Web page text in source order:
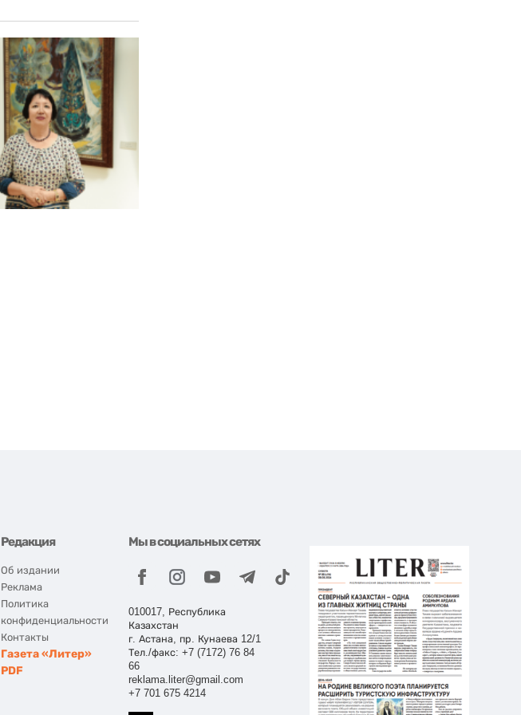
Редакция
Об издании
Реклама
Политика
конфиденциальности
Контакты
Газета «Литер»
PDF
Мы в социальных сетях
010017, Республика
Казахстан
г. Астана, пр. Кунаева 12/1
Тел./факс: +7 (7172) 76 84
66
reklama.liter@gmail.com
+7 701 675 4214